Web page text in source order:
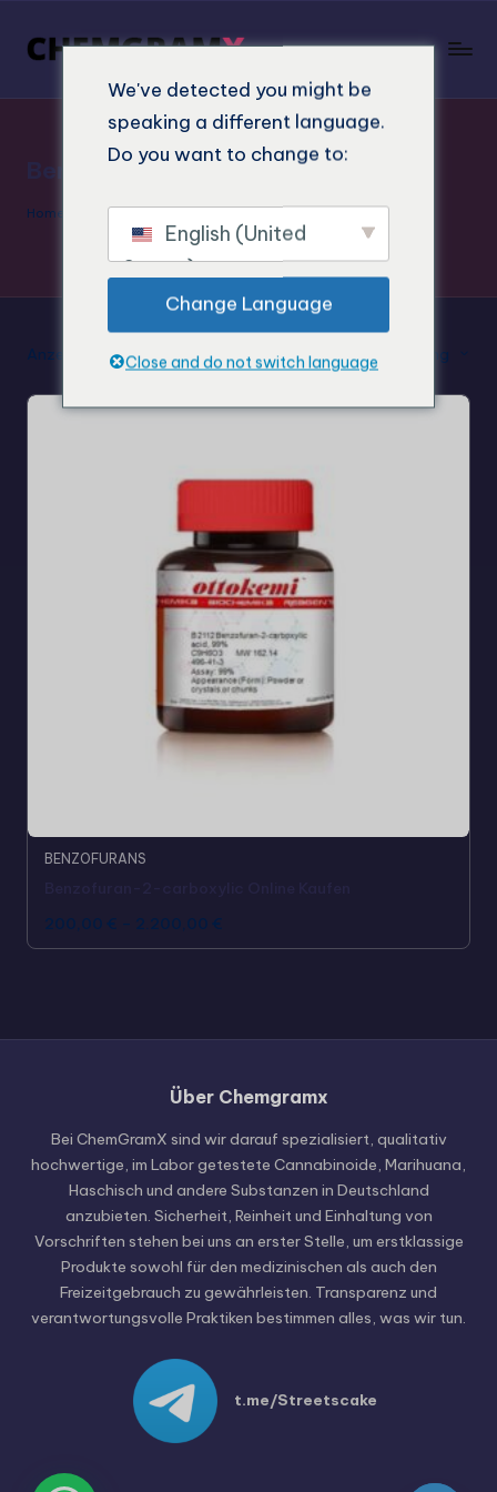
Benzofuran kaufen
Home Benzofuran kaufen
Anzeige des Einzelergebnisses Standard-Sortierung
BENZOFURANS
200,00 € – 2.200,00 €
Über Chemgramx
Bei ChemGramX sind wir darauf spezialisiert, qualitativ
hochwertige, im Labor getestete Cannabinoide, Marihuana,
Haschisch und andere Substanzen in Deutschland
anzubieten. Sicherheit, Reinheit und Einhaltung von
Vorschriften stehen bei uns an erster Stelle, um erstklassige
Produkte sowohl für den medizinischen als auch den
Freizeitgebrauch zu gewährleisten. Transparenz und
verantwortungsvolle Praktiken bestimmen alles, was wir tun.
t.me/Streetscake
We've detected you might be
speaking a different language.
Do you want to change to:
English (United
States)
Change Language
Close and do not switch language
Italian
German (Austria)
English (Canada)
English (United States)
Czech
Polish
Hungarian
Russian